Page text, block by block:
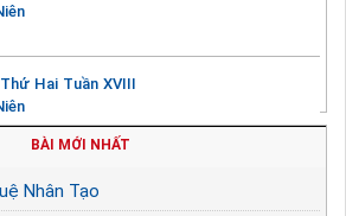
Hai Tuần XVIII
BÀI MỚI NHẤT
Nhân Tạo